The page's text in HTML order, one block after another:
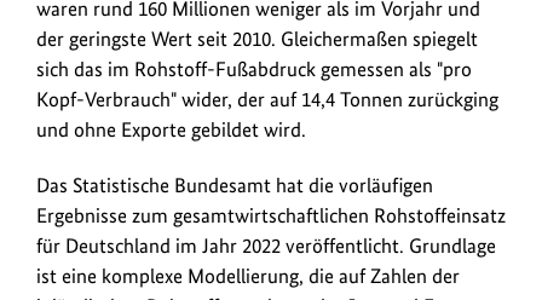
Tonnen
Rohstoffe
haben
die
Wirtschaft
2022
am
Laufen
gehalten.
waren rund 160 Millionen weniger als im Vorjahr und
der geringste Wert seit 2010. Gleichermaßen spiegelt
sich das im Rohstoff-Fußabdruck gemessen als "pro
Kopf-Verbrauch" wider, der auf 14,4 Tonnen zurückging
und ohne Exporte gebildet wird.
Das Statistische Bundesamt hat die vorläufigen
Ergebnisse zum gesamtwirtschaftlichen Rohstoffeinsatz
für Deutschland im Jahr 2022 veröffentlicht. Grundlage
ist eine komplexe Modellierung, die auf Zahlen der